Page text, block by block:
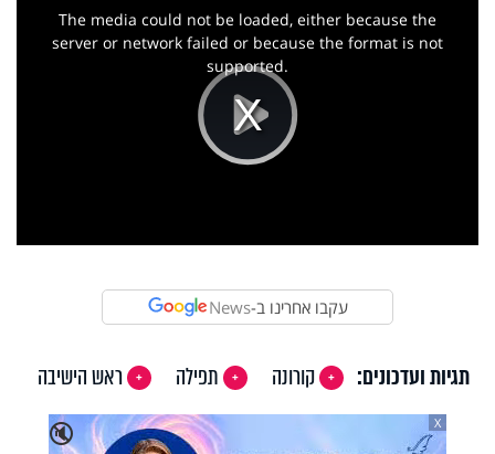
Play
Video
The media could not be loaded, either because the
server or network failed or because the format is not
supported.
עקבו אחרינו ב-News
תגיות ועדכונים: קורונה תפילה
ראש הישיבה
🔇
X